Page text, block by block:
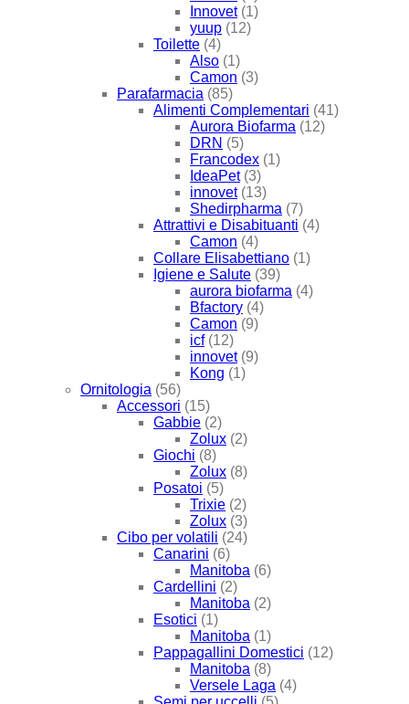
Innovet (1)
yuup (12)
Toilette (4)
Also (1)
Camon (3)
Parafarmacia (85)
Alimenti Complementari (41)
Aurora Biofarma (12)
DRN (5)
Francodex (1)
IdeaPet (3)
innovet (13)
Shedirpharma (7)
Attrattivi e Disabituanti (4)
Camon (4)
Collare Elisabettiano (1)
Igiene e Salute (39)
aurora biofarma (4)
Bfactory (4)
Camon (9)
icf (12)
innovet (9)
Kong (1)
Ornitologia (56)
Accessori (15)
Gabbie (2)
Zolux (2)
Giochi (8)
Zolux (8)
Posatoi (5)
Trixie (2)
Zolux (3)
Cibo per volatili (24)
Canarini (6)
Manitoba (6)
Cardellini (2)
Manitoba (2)
Esotici (1)
Manitoba (1)
Pappagallini Domestici (12)
Manitoba (8)
Versele Laga (4)